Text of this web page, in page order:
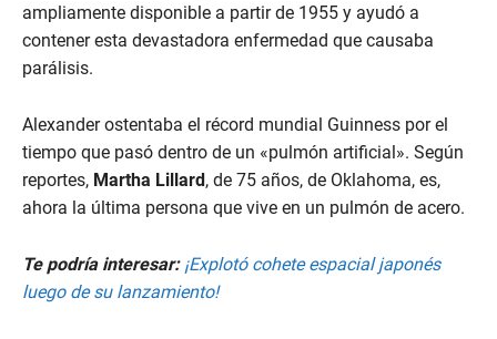
ampliamente disponible a partir de 1955 y ayudó a
contener esta devastadora enfermedad que causaba
parálisis.
Alexander ostentaba el récord mundial Guinness por el
tiempo que pasó dentro de un «pulmón artificial». Según
reportes, Martha Lillard, de 75 años, de Oklahoma, es,
ahora la última persona que vive en un pulmón de acero.
Te podría interesar: ¡Explotó cohete espacial japonés
luego de su lanzamiento!